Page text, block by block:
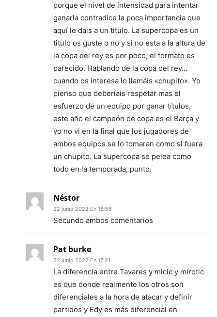
porque el nivel de intensidad para intentar
ganarla contradice la poca importancia que
aquí le dais a un titulo. La supercopa es un
titulo os guste o no y si no esta a la altura de
la copa del rey es por poco, el formato es
parecido. Hablando de la copa del rey…
cuando os interesa lo llamáis «chupito». Yo
pienso que deberíais respetar mas el
esfuerzo de un equipo por ganar títulos,
este año el campeón de copa es el Barça y
yo no vi en la final que los jugadores de
ambos equipos se lo tomaran como si fuera
un chupito. La supercopa se pelea como
todo en la temporada, punto.
Néstor
22 junio 2022 En 16:56
Secundo ambos comentarios
Pat burke
22 junio 2022 En 17:21
La diferencia entre Tavares y micic y mirotic
es que donde realmente los otros son
diferenciales a la hora de atacar y definir
partidos y Edy es más diferencial en